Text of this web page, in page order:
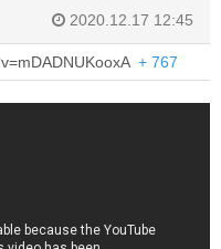
2020.12.17 12:45
+ 767